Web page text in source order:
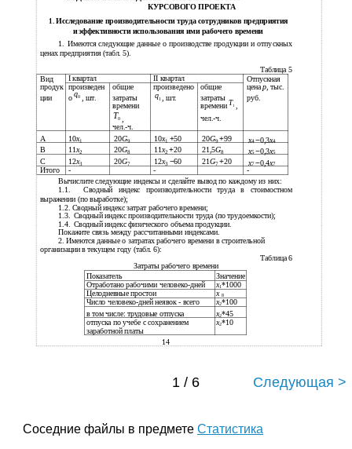
КУРСОВОГО ПРОЕКТА
1. Исследование производительности труда сотрудников предприятия
иэффективности использования ими рабочего времени
1. Имеются следующие данные о производстве продукции и отпускных
ценах предприятия (табл. 5).
Таблица 5
Вид
I квартал II квартал
Отпускная
продук
произведен общие произведено общие ценаp , тыс.
ции
оq0 , шт. затраты q1 , шт. затраты
руб.
времени
времени T1
T0 ,
чел.-ч.
чел.-ч.
А
10x1 20G9 10x1 +50 20G9+99 x4−0,3x4
В 11x2 20G8 11x2 +20 21,5G8 x5−0,3x5
С 12x3 20G7 12x3 −60 21G7+20 x7−0,4x7
Итого - -
-
Вычислите следующие индексы и сделайте вывод по каждому из них:
1.1.
Сводный индекс производительности труда в стоимостном
выражении (по выработке);
1.2. Сводный индекс затрат рабочего времени;
1.3. Сводный индекс производительности труда (по трудоемкости);
1.4.
Сводный индекс физического объема продукции.
Покажите связь между рассчитанными индексами.
2. Имеются данные о затратах рабочего времени в строительной
организации в текущем году (табл. 6):
Таблица 6
Затраты рабочего времени
Показатель
Значение
Отработано рабочими человеко-дней
x1*1000
Целодневные простои
x 8
Число человеко-дней неявок - всего x2*100
в том числе: трудовые отпуска
x2*45
отпуска по учебе с сохранением
x2*10
заработной платы
14
1 / 6 Следующая >
Соседние файлы в предмете Статистика